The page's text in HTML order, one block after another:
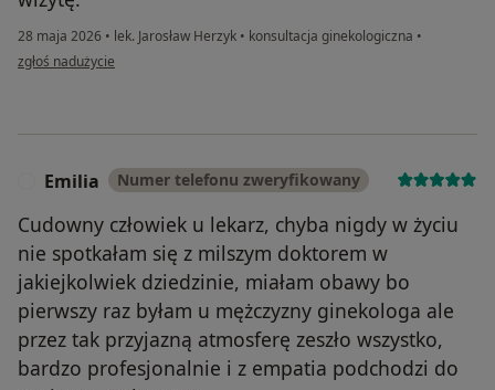
28 maja 2026 • lek. Jarosław Herzyk • konsultacja ginekologiczna •
w opinii użytkownika Magdalena Tołpa
zgłoś nadużycie
Emilia Numer telefonu zweryfikowany
Cudowny człowiek u lekarz, chyba nigdy w życiu
nie spotkałam się z milszym doktorem w
jakiejkolwiek dziedzinie, miałam obawy bo
pierwszy raz byłam u mężczyzny ginekologa ale
przez tak przyjazną atmosferę zeszło wszystko,
bardzo profesjonalnie i z empatia podchodzi do